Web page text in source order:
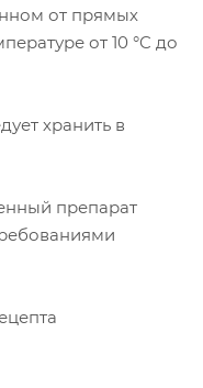
от прямых
от 10 °C до
хранить в
препарат